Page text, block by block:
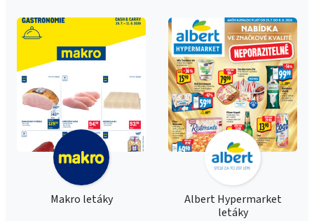
Makro letáky
Albert Hypermarket
letáky